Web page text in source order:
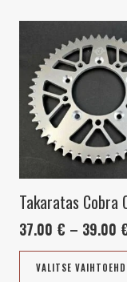
Takaratas Cobra
37.00 € – 39.00
VALITSE